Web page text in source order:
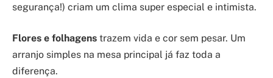
segurança!) criam um clima super especial e intimista.
Flores e folhagens trazem vida e cor sem pesar. Um
arranjo simples na mesa principal já faz toda a
diferença.